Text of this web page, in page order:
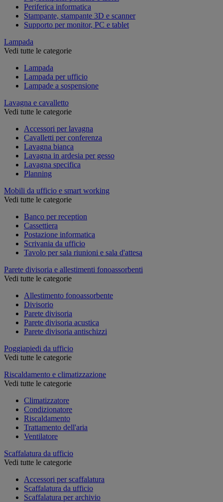
Periferica informatica
Stampante, stampante 3D e scanner
Supporto per monitor, PC e tablet
Lampada
Vedi tutte le categorie
Lampada
Lampada per ufficio
Lampade a sospensione
Lavagna e cavalletto
Vedi tutte le categorie
Accessori per lavagna
Cavalletti per conferenza
Lavagna bianca
Lavagna in ardesia per gesso
Lavagna specifica
Planning
Mobili da ufficio e smart working
Vedi tutte le categorie
Banco per reception
Cassettiera
Postazione informatica
Scrivania da ufficio
Tavolo per sala riunioni e sala d'attesa
Parete divisoria e allestimenti fonoassorbenti
Vedi tutte le categorie
Allestimento fonoassorbente
Divisorio
Parete divisoria
Parete divisoria acustica
Parete divisoria antischizzi
Poggiapiedi da ufficio
Vedi tutte le categorie
Riscaldamento e climatizzazione
Vedi tutte le categorie
Climatizzatore
Condizionatore
Riscaldamento
Trattamento dell'aria
Ventilatore
Scaffalatura da ufficio
Vedi tutte le categorie
Accessori per scaffalatura
Scaffalatura da ufficio
Scaffalatura per archivio